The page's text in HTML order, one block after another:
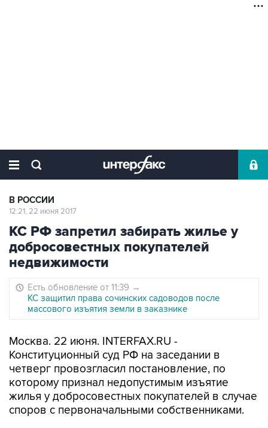
В РОССИИ
12:21, 22 июня 2017
КС РФ запретил забирать жилье у
добросовестных покупателей
недвижимости
Есть обновление от 11:39 →
КС защитил права сочинских садоводов после
массового изъятия земли в заказнике
Москва. 22 июня. INTERFAX.RU -
Конституционный суд РФ на заседании в
четверг провозгласил постановление, по
которому признал недопустимым изъятие
жилья у добросовестных покупателей в случае
споров с первоначальными собственниками.